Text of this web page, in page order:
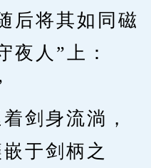
后将其如同磁
夜人”上：
身流淌，
于剑柄之